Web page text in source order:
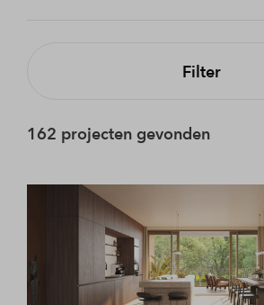
Filter
162 projecten gevonden